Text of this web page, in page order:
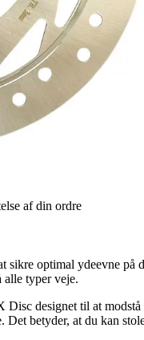
af din ordre
sikre optimal ydeevne
typer veje.
designet til at
betyder, at du kan